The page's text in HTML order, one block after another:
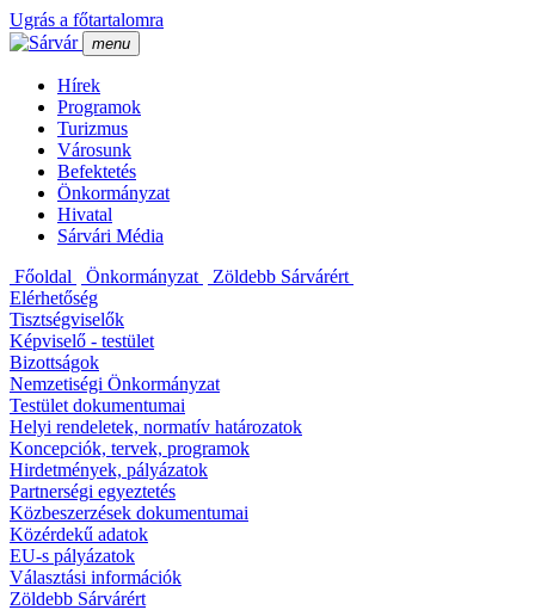
Ugrás a főtartalomra
menu
Hí­rek
Programok
Turizmus
Városunk
Befektetés
Önkormányzat
Hivatal
Sárvári Média
Főoldal
Önkormányzat
Zöldebb Sárvárért
Elérhetőség
Tisztségviselők
Képviselő - testület
Bizottságok
Nemzetiségi Önkormányzat
Testület dokumentumai
Helyi rendeletek, normatí­v határozatok
Koncepciók, tervek, programok
Hirdetmények, pályázatok
Partnerségi egyeztetés
Közbeszerzések dokumentumai
Közérdekű adatok
EU-s pályázatok
Választási információk
Zöldebb Sárvárért